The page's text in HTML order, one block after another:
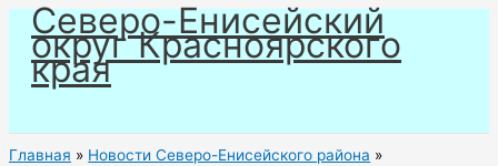
Перейти
содержимому
Северо-Енисейский
округ Красноярского
края
Главная
Новости Северо-Енисейского района